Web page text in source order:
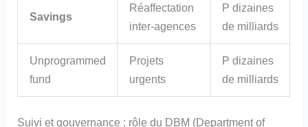
Savings
Réaffectation
inter‑agences
P dizaines
de milliards
Unprogrammed
fund
Projets
urgents
P dizaines
de milliards
Suivi et gouvernance : rôle du DBM (Department of